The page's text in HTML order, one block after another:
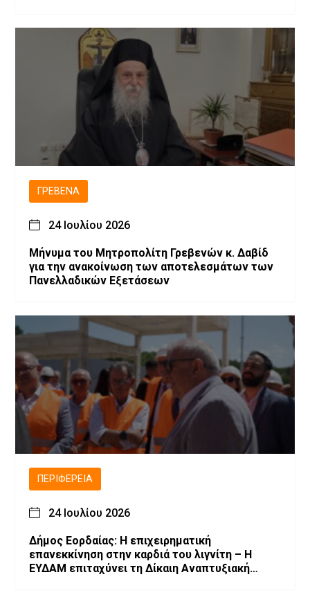
ΓΡΕΒΕΝΆ
24 Ιουλίου 2026
Μήνυμα του Μητροπολίτη Γρεβενών κ. Δαβίδ
για την ανακοίνωση των αποτελεσμάτων των
Πανελλαδικών Εξετάσεων
ΠΕΡΙΦΈΡΕΙΑ
24 Ιουλίου 2026
Δήμος Εορδαίας: Η επιχειρηματική
επανεκκίνηση στην καρδιά του λιγνίτη – Η
ΕΥΔΑΜ επιταχύνει τη Δίκαιη Αναπτυξιακή